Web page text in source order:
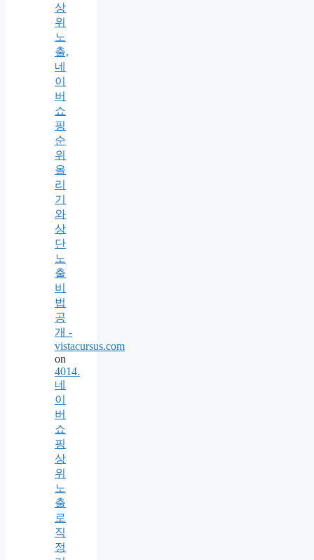
상
위
노
출,
네
이
버
쇼
핑
순
위
올
리
기
와
상
단
노
출
비
법
공
개 -
vistacursus.com
on
4014.
네
이
버
쇼
핑
상
위
노
출
로
직
정